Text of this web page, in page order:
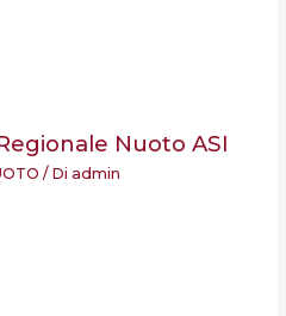
Nuoto ASI
/ Di admin